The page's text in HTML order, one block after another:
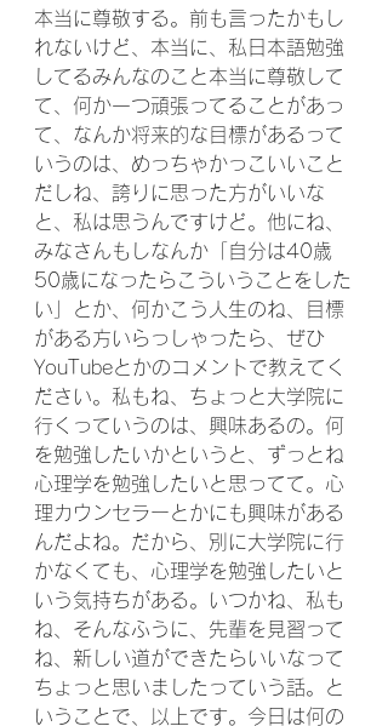
本当に尊敬する。前も言ったかもし
れないけど、本当に、私日本語勉強
してるみんなのこと本当に尊敬して
て、何か一つ頑張ってることがあっ
て、なんか将来的な目標があるって
いうのは、めっちゃかっこいいこと
だしね、誇りに思った方がいいな
と、私は思うんですけど。他にね、
みなさんもしなんか「自分は40歳
50歳になったらこういうことをした
い」とか、何かこう人生のね、目標
がある方いらっしゃったら、ぜひ
YouTubeとかのコメントで教えてく
ださい。私もね、ちょっと大学院に
行くっていうのは、興味あるの。何
を勉強したいかというと、ずっとね
心理学を勉強したいと思ってて。心
理カウンセラーとかにも興味がある
んだよね。だから、別に大学院に行
かなくても、心理学を勉強したいと
いう気持ちがある。いつかね、私も
ね、そんなふうに、先輩を見習って
ね、新しい道ができたらいいなって
ちょっと思いましたっていう話。と
いうことで、以上です。今日は何の